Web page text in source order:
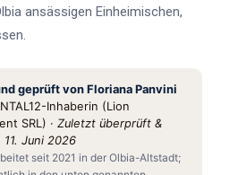
ansässigen Einheimischen,
geprüft von Floriana Panvini
Inhaberin (Lion
SRL) · Zuletzt überprüft &
Juni 2026
seit 2021 in der Olbia-Altstadt;